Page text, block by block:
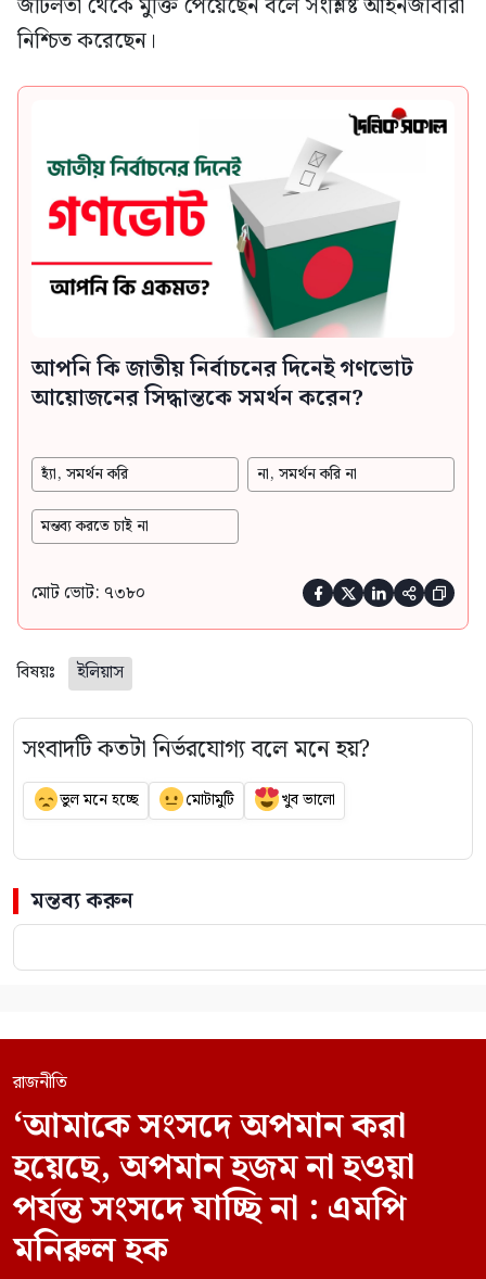
নিশ্চিত করেছেন।
আপনি কি জাতীয় নির্বাচনের দিনেই গণভোট
আয়োজনের সিদ্ধান্তকে সমর্থন করেন?
হ্যাঁ, সমর্থন করি না, সমর্থন করি না
মন্তব্য করতে চাই না
মোট ভোট: ৭৩৮০     
বিষয়ঃ ইলিয়াস
সংবাদটি কতটা নির্ভরযোগ্য বলে মনে হয়?
ভুল মনে হচ্ছে মোটামুটি খুব ভালো
মন্তব্য করুন
রাজনীতি
‘আমাকে সংসদে অপমান করা
হয়েছে, অপমান হজম না হওয়া
পর্যন্ত সংসদে যাচ্ছি না : এমপি
মনিরুল হক